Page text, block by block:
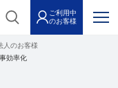
ご利用中
のお客様
人のお客様
効率化